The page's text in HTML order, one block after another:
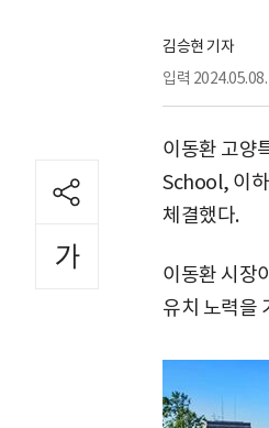
김승현 기자
입력
이동환 고양
School, 이
체결했다.
이동환 시장
유치 노력을